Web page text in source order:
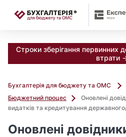
Строки зберігання первинних
втрати
Бухгалтерія для бюджету та ОМС
Бюджетний процес
Оновлені
видатків та кредитування
Оновлені